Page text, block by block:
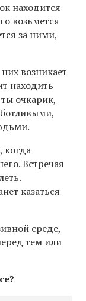
находится
возьмется
за ними,
возникает
находить
очкарик,
когда
Встречая
казаться
среде,
тем или